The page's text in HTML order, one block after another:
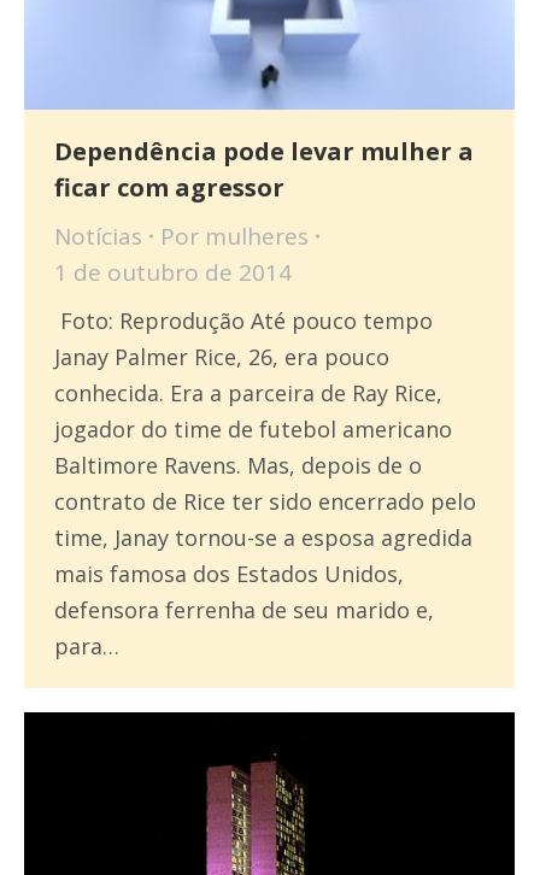
Dependência pode levar mulher a
ficar com agressor
Notícias Por mulheres
1 de outubro de 2014
Foto: Reprodução Até pouco tempo
Janay Palmer Rice, 26, era pouco
conhecida. Era a parceira de Ray Rice,
jogador do time de futebol americano
Baltimore Ravens. Mas, depois de o
contrato de Rice ter sido encerrado pelo
time, Janay tornou-se a esposa agredida
mais famosa dos Estados Unidos,
defensora ferrenha de seu marido e,
para…